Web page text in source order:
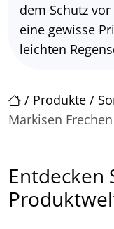
/ Produkte /
Markisen Frechen
dem Schutz
eine gewisse
leichten
Entdecken